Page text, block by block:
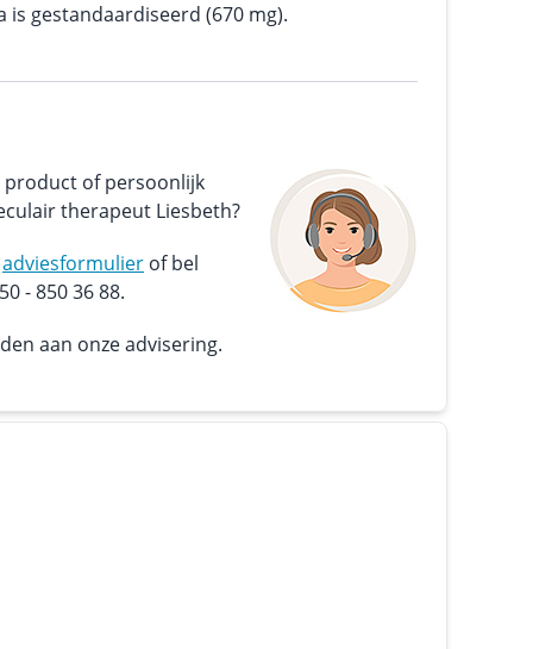
is gestandaardiseerd (670 mg).
of persoonlijk
therapeut Liesbeth?
adviesformulier of bel
- 850 36 88.
aan onze advisering.